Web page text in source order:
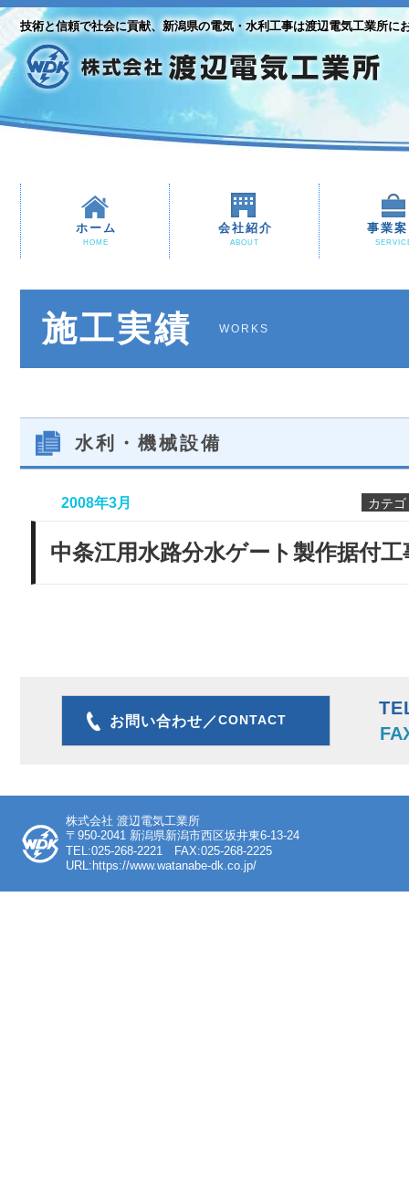
技術と信頼で社会に貢献、新潟県の電気・水利工事は渡辺電気工業所に
ホーム
HOME
会社紹介
ABOUT
事業
施工実績 WORKS
水利・機械設備
2008年3月 カテゴ
中条江用水路分水ゲート製作据付工
お問い合わせ／CONTACT
株式会社 渡辺電気工業所
〒950-2041 新潟県新潟市西区坂井東6-13-24
TEL:025-268-2221 FAX:025-268-2225
URL:https://www.watanabe-dk.co.jp/